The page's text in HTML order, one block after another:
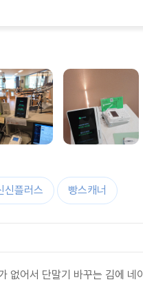
신플러스 빵스캐너
없어서 단말기 바꾸는 김에 네